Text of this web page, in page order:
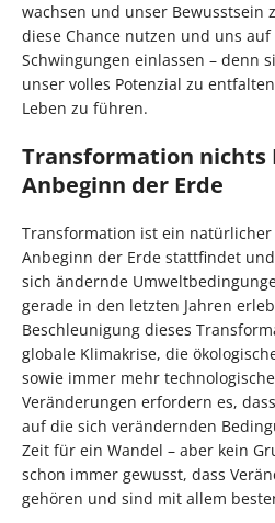
wachsen und unser Bewusstsein
diese Chance nutzen und uns
Schwingungen einlassen – denn
unser volles Potenzial zu
Leben zu führen.
Transformation nichts
Anbeginn der Erde
Transformation ist ein natürlicher
Anbeginn der Erde stattfindet
sich ändernde
gerade in den letzten Jahren
Beschleunigung dieses
globale Klimakrise, die
sowie immer mehr
Veränderungen erfordern es,
auf die sich verändernden
Zeit für ein Wandel – aber kein
schon immer gewusst, dass
gehören und sind mit allem